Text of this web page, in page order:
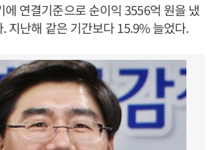
에 연결기준으로 순이익 3556억 원을 냈
지난해 같은 기간보다 15.9% 늘었다.